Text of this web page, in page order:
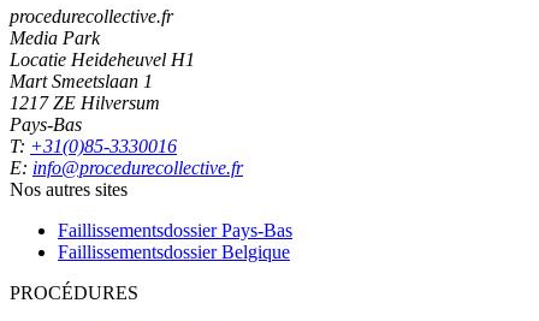
procedurecollective.fr
Media Park
Locatie Heideheuvel H1
Mart Smeetslaan 1
1217 ZE Hilversum
Pays-Bas
T: +31(0)85-3330016
E: info@procedurecollective.fr
Nos autres sites
Faillissementsdossier Pays-Bas
Faillissementsdossier Belgique
PROCÉDURES